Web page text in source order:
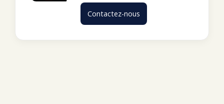
Contactez-nous